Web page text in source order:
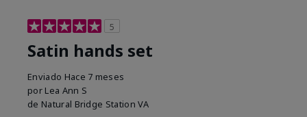
5
Satin hands set
Enviado Hace 7 meses
por Lea Ann S
de Natural Bridge Station VA